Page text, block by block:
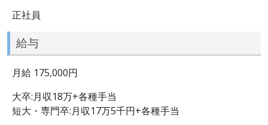
正社員
給与
月給 175,000円
大卒:月収18万+各種手当
短大・専門卒:月収17万5千円+各種手当